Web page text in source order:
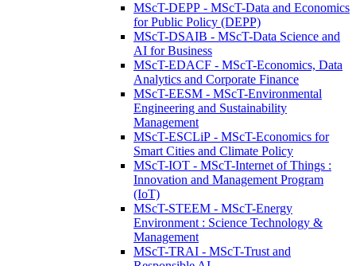
MScT-DEPP - MScT-Data and Economics
for Public Policy (DEPP)
MScT-DSAIB - MScT-Data Science and
AI for Business
MScT-EDACF - MScT-Economics, Data
Analytics and Corporate Finance
MScT-EESM - MScT-Environmental
Engineering and Sustainability
Management
MScT-ESCLiP - MScT-Economics for
Smart Cities and Climate Policy
MScT-IOT - MScT-Internet of Things :
Innovation and Management Program
(IoT)
MScT-STEEM - MScT-Energy
Environment : Science Technology &
Management
MScT-TRAI - MScT-Trust and